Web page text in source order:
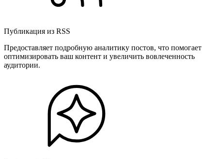
Публикация из RSS
Предоставляет подробную аналитику постов, что помогает
оптимизировать ваш контент и увеличить вовлеченность
аудитории.